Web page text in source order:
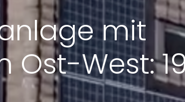
mit
West: